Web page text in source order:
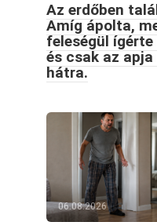
Az erdőben
Amíg ápolta,
feleségül
és csak az
hátra.
06.08.2026